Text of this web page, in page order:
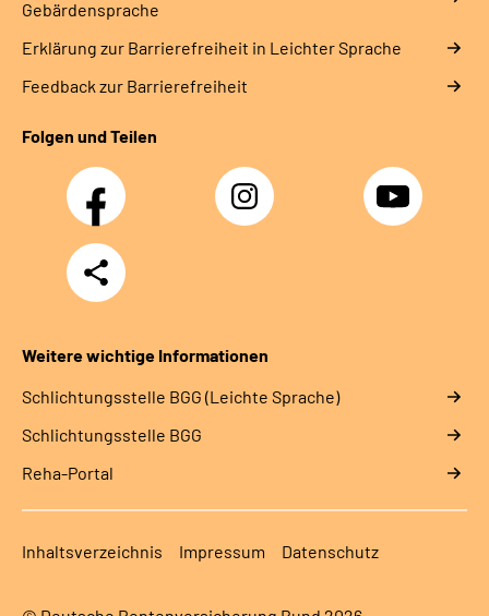
Gebärdensprache
Erklärung zur Barrierefreiheit in Leichter Sprache
Feedback zur Barrierefreiheit
Folgen und Teilen
Facebook Instagram YouTube
Teilen
Weitere wichtige Informationen
Schlich­tungs­stel­le BGG (Leichte Sprache)
Schlich­tungs­stel­le BGG
Reha-Portal
Inhaltsverzeichnis Impressum Datenschutz